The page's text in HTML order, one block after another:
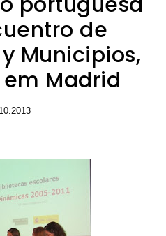
de
Municipios,
Madrid